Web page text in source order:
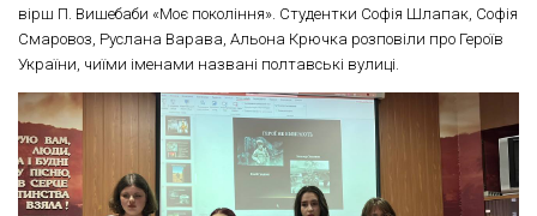
вірш П. Вишебаби «Моє покоління». Студентки Софія Шлапак, Софія
Смаровоз, Руслана Варава, Альона Крючка розповіли про Героїв
України, чиїми іменами названі полтавські вулиці.